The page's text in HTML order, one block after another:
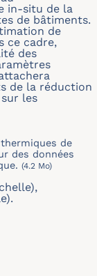
in-situ de la
de bâtiments.
de
ce cadre,
des
de la réduction
les
de
des données
(4.2 Mo)